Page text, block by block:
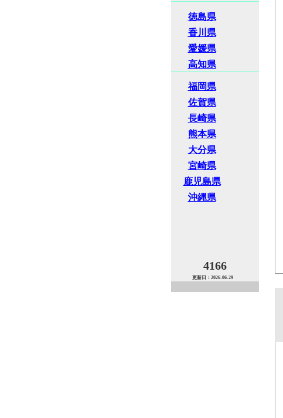
徳島県
香川県
愛媛県
高知県
福岡県
佐賀県
長崎県
熊本県
大分県
宮崎県
鹿児島県
沖縄県
4166
更新日：2026-06-29